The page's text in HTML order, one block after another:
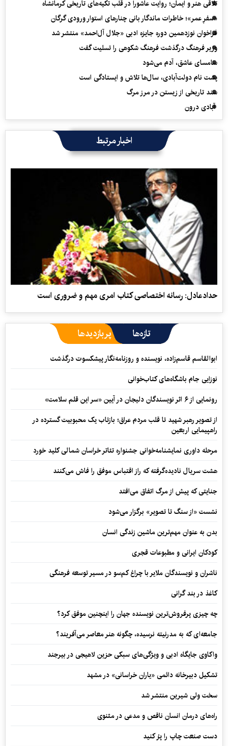
تلاقی هنر و ایمان؛ روایت عاشورا در قلب تکیه‌های تاریخی کرمانشاه
«سفرِ عمر»؛ خاطرات ماندگار بانی چنارهای استوار ورودی گرگان
فراخوان نوزدهمین دوره جایزه ادبی «جلال آل‌احمد» منتشر شد
وزیر فرهنگ درگذشت فرهنگ شکوهی را تسلیت گفت
سامسای عاشق، آدم می‌شود
پشت نام دولت‌آبادی، سال‌ها تلاش و ایستادگی است
سند تاریخی از زیستن در مرز مرگ
آبادی درون
اخبار مرتبط
حدادعادل: رسانه اختصاصی کتاب امری مهم و ضروری است
تازه‌ها پربازدیدها
ابوالقاسم قاسم‌زاده، نویسنده و روزنامه‌نگار پیشکسوت درگذشت
نوزایی جام باشگاه‌های کتاب‌خوانی
رونمایی از ۶ اثر نویسندگان دلیجان در آیین «سر این قلم سلامت»
از تصویر رهبر شهید تا قلب مردم عراق؛ بازتاب یک محبوبیت گسترده در
راهپیمایی اربعین
مرحله داوری نمایشنامه‌خوانی جشنواره تئاتر خراسان شمالی کلید خورد
هشت سریال نادیده‌گرفته که راز اقتباس موفق را فاش می‌کنند
جنایتی که پیش از مرگ اتفاق می‌افتد
نشست «از سنگ تا تصویر» برگزار می‌شود
بدن به عنوان مهم‌ترین ماشین زندگی انسان
کودکان ایرانی و مطبوعات قجری
ناشران و نویسندگان ملایر با چراغ کم‌سو در مسیر توسعه فرهنگی
کاغذ در بند گرانی
چه چیزی پرفروش‌ترین نویسنده جهان را اینچنین موفق کرد؟
جامعه‌ای که به مدرنیته نرسیده، چگونه هنر معاصر می‌آفریند؟
واکاوی جایگاه ادبی و ویژگی‌های سبکی حزین لاهیجی در بیرجند
تشکیل دبیرخانه دائمی «یاران خراسانی» در مشهد
سخت ولی شیرین منتشر شد
راه‌های درمان انسان ناقص و مدعی در مثنوی
دست صنعت چاپ را پرُ کنید